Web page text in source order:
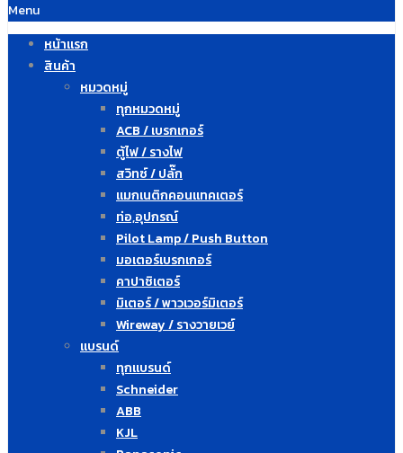
Menu
หน้าแรก
สินค้า
หมวดหมู่
ทุกหมวดหมู่
ACB / เบรกเกอร์
ตู้ไฟ / รางไฟ
สวิทซ์ / ปลั๊ก
แมกเนติกคอนแทคเตอร์
ท่อ,อุปกรณ์
Pilot Lamp / Push Button
มอเตอร์เบรกเกอร์
คาปาซิเตอร์
มิเตอร์ / พาวเวอร์มิเตอร์
Wireway / รางวายเวย์
แบรนด์
ทุกแบรนด์
Schneider
ABB
KJL